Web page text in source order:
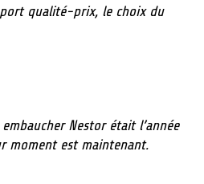
qualité-prix, le choix du
Nestor était l’année
moment est maintenant.